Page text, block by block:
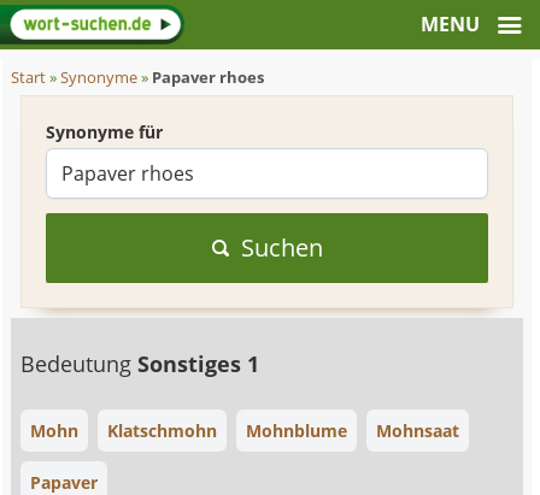
Start»Synonyme» Papaver rhoes
Synonyme für
Suchen
BedeutungSonstiges 1
Mohn Klatschmohn Mohnblume Mohnsaat
Papaver